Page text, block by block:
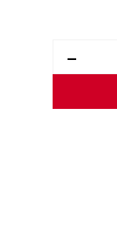
-